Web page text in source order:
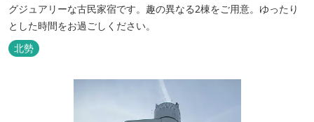
グジュアリーな古民家宿です。趣の異なる2棟をご用意。ゆったり
とした時間をお過ごしください。
北勢